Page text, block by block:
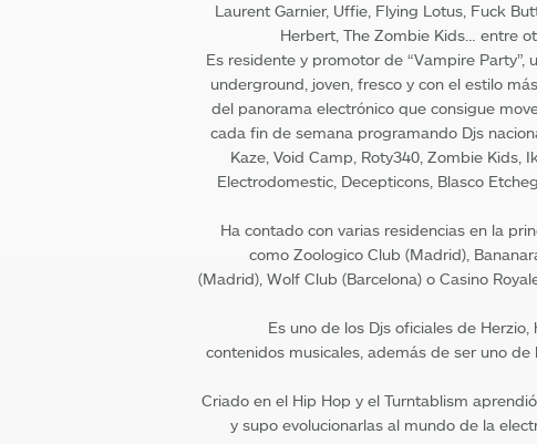
Laurent Garnier, Uffie, Flying Lotus, Fuck
Herbert, The Zombie Kids… entre
Es residente y promotor de “Vampire Party”,
underground, joven, fresco y con el estilo
del panorama electrónico que consigue
cada fin de semana programando Djs
Kaze, Void Camp, Roty340, Zombie Kids,
Electrodomestic, Decepticons, Blasco
Ha contado con varias residencias en la
como Zoologico Club (Madrid),
(Madrid), Wolf Club (Barcelona) o Casino
Es uno de los Djs oficiales de
contenidos musicales, además de ser uno de
Criado en el Hip Hop y el Turntablism
y supo evolucionarlas al mundo de la